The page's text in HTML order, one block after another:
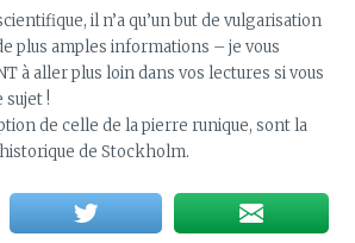
il n’a qu’un but de vulgarisation
plus amples informations – je vous
à aller plus loin dans vos lectures si vous
sujet !
de celle de la pierre runique, sont la
de Stockholm.